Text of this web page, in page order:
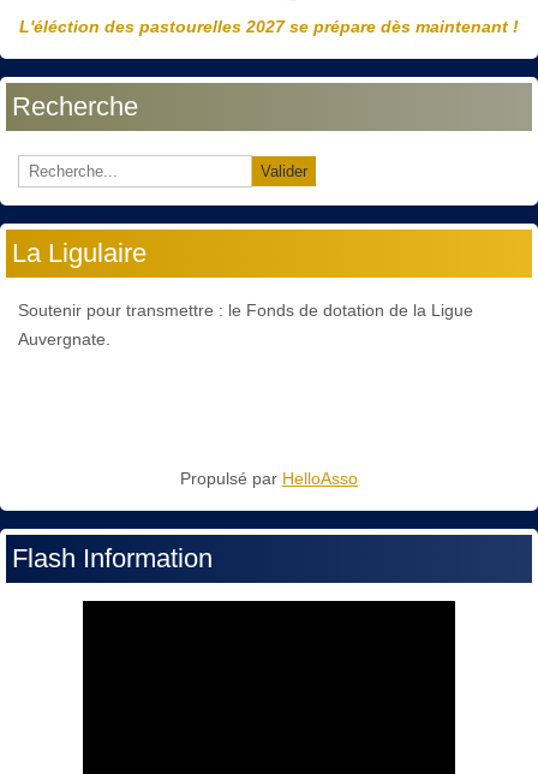
L'éléction des pastourelles 2027 se prépare dès maintenant !
Recherche
Valider
La Ligulaire
Soutenir pour transmettre : le Fonds de dotation de la Ligue
Auvergnate.
Propulsé par HelloAsso
Flash Information